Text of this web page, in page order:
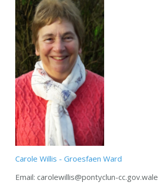
Carole Willis - Groesfaen Ward
Email: carolewillis@pontyclun-